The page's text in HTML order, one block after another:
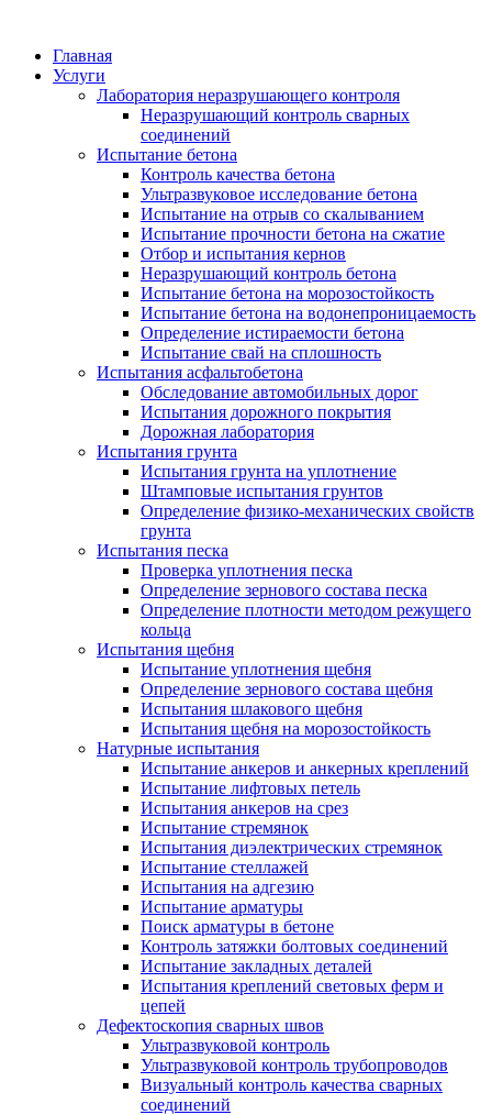
Главная
Услуги
Лаборатория неразрушающего контроля
Неразрушающий контроль сварных
соединений
Испытание бетона
Контроль качества бетона
Ультразвуковое исследование бетона
Испытание на отрыв со скалыванием
Испытание прочности бетона на сжатие
Отбор и испытания кернов
Неразрушающий контроль бетона
Испытание бетона на морозостойкость
Испытание бетона на водонепроницаемость
Определение истираемости бетона
Испытание свай на сплошность
Испытания асфальтобетона
Обследование автомобильных дорог
Испытания дорожного покрытия
Дорожная лаборатория
Испытания грунта
Испытания грунта на уплотнение
Штамповые испытания грунтов
Определение физико-механических свойств
грунта
Испытания песка
Проверка уплотнения песка
Определение зернового состава песка
Определение плотности методом режущего
кольца
Испытания щебня
Испытание уплотнения щебня
Определение зернового состава щебня
Испытания шлакового щебня
Испытания щебня на морозостойкость
Натурные испытания
Испытание анкеров и анкерных креплений
Испытание лифтовых петель
Испытания анкеров на срез
Испытание стремянок
Испытания диэлектрических стремянок
Испытание стеллажей
Испытания на адгезию
Испытание арматуры
Поиск арматуры в бетоне
Контроль затяжки болтовых соединений
Испытание закладных деталей
Испытания креплений световых ферм и
цепей
Дефектоскопия сварных швов
Ультразвуковой контроль
Ультразвуковой контроль трубопроводов
Визуальный контроль качества сварных
соединений